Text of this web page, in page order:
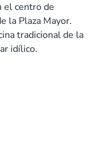
el centro de
la Plaza Mayor.
tradicional de la
idílico.